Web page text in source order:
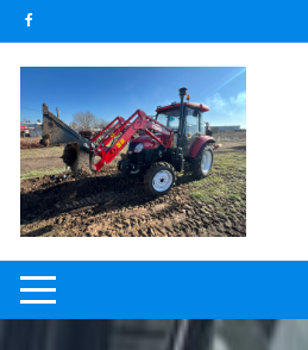
Skip
to
content